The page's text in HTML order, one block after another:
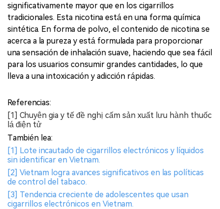
significativamente mayor que en los cigarrillos
tradicionales. Esta nicotina está en una forma química
sintética. En forma de polvo, el contenido de nicotina se
acerca a la pureza y está formulada para proporcionar
una sensación de inhalación suave, haciendo que sea fácil
para los usuarios consumir grandes cantidades, lo que
lleva a una intoxicación y adicción rápidas.
Referencias:
[1] Chuyên gia y tế đề nghị cấm sản xuất lưu hành thuốc
lá điện tử
También lea:
[1] Lote incautado de cigarrillos electrónicos y líquidos
sin identificar en Vietnam.
[2] Vietnam logra avances significativos en las políticas
de control del tabaco.
[3] Tendencia creciente de adolescentes que usan
cigarrillos electrónicos en Vietnam.